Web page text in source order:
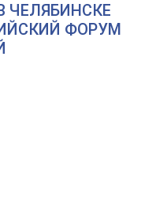
ЧЕЛЯБИНСКЕ
ФОРУМ